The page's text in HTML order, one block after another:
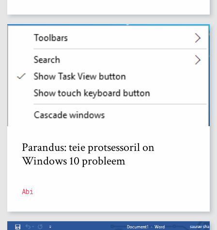
Parandus: teie protsessoril on
Windows 10 probleem
Abi